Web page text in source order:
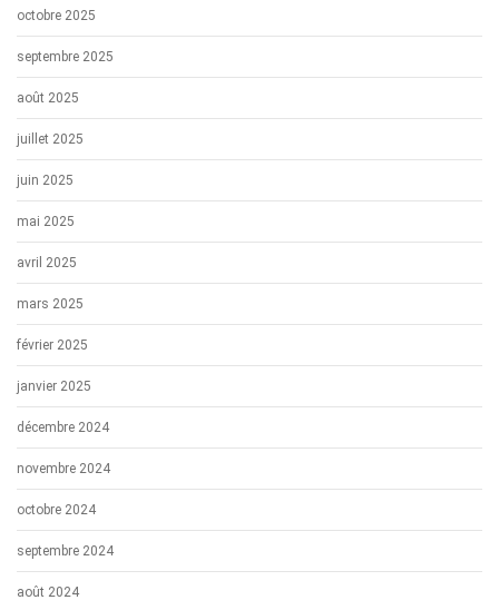
octobre 2025
septembre 2025
août 2025
juillet 2025
juin 2025
mai 2025
avril 2025
mars 2025
février 2025
janvier 2025
décembre 2024
novembre 2024
octobre 2024
septembre 2024
août 2024